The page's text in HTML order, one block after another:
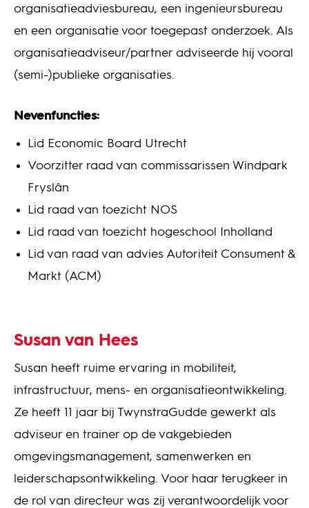
organisatieadviesbureau, een ingenieursbureau
en een organisatie voor toegepast onderzoek. Als
organisatieadviseur/partner adviseerde hij vooral
(semi-)publieke organisaties.
Nevenfuncties:
Lid Economic Board Utrecht
Voorzitter raad van commissarissen Windpark
Fryslân
Lid raad van toezicht NOS
Lid raad van toezicht hogeschool Inholland
Lid van raad van advies Autoriteit Consument &
Markt (ACM)
Susan van Hees
Susan heeft ruime ervaring in mobiliteit,
infrastructuur, mens- en organisatieontwikkeling.
Ze heeft 11 jaar bij TwynstraGudde gewerkt als
adviseur en trainer op de vakgebieden
omgevingsmanagement, samenwerken en
leiderschapsontwikkeling. Voor haar terugkeer in
de rol van directeur was zij verantwoordelijk voor